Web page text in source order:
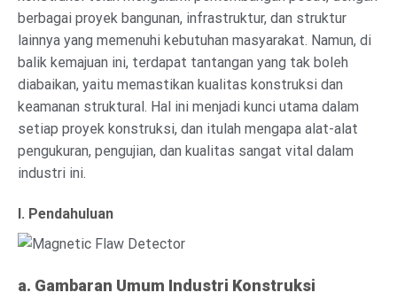
berbagai proyek bangunan, infrastruktur, dan struktur
lainnya yang memenuhi kebutuhan masyarakat. Namun, di
balik kemajuan ini, terdapat tantangan yang tak boleh
diabaikan, yaitu memastikan kualitas konstruksi dan
keamanan struktural. Hal ini menjadi kunci utama dalam
setiap proyek konstruksi, dan itulah mengapa alat-alat
pengukuran, pengujian, dan kualitas sangat vital dalam
industri ini.
I. Pendahuluan
a. Gambaran Umum Industri Konstruksi